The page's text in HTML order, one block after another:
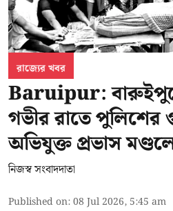
রাজ্যের খবর
Baruipur:
গভীর রাতে পুলিশের
অভিযুক্ত প্রভাস
নিজস্ব সংবাদদাতা
Published on:08 Jul 2026, 5:45 am